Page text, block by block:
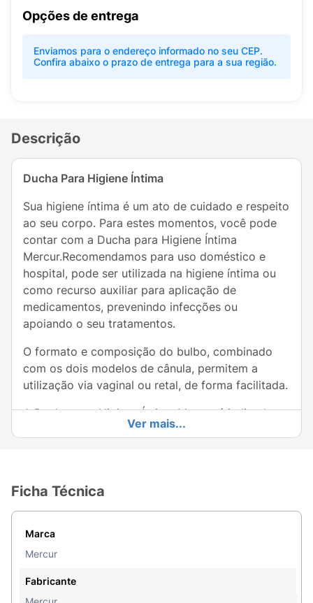
Opções de entrega
Enviamos para o endereço informado no seu CEP.
Confira abaixo o prazo de entrega para a sua região.
Descrição
Ducha Para Higiene Íntima
Sua higiene íntima é um ato de cuidado e respeito
ao seu corpo. Para estes momentos, você pode
contar com a Ducha para Higiene Íntima
Mercur.Recomendamos para uso doméstico e
hospital, pode ser utilizada na higiene íntima ou
como recurso auxiliar para aplicação de
medicamentos, prevenindo infecções ou
apoiando o seu tratamentos.
O formato e composição do bulbo, combinado
com os dois modelos de cânula, permitem a
utilização via vaginal ou retal, de forma facilitada.
A Ducha para Higiene Íntima Mercur é indicada
para higiene íntima, para a realização de enemas
Modo de montar
Mercur é composta por 3 partes A, B e C: Encaixe
pressionado e introduza no frasco com a água
esterilizada ou a solução a ser empregada. Solte
lentamente o bulbo para aspirar o líquido do
Ver mais...
Ficha Técnica
Marca
Mercur
Fabricante